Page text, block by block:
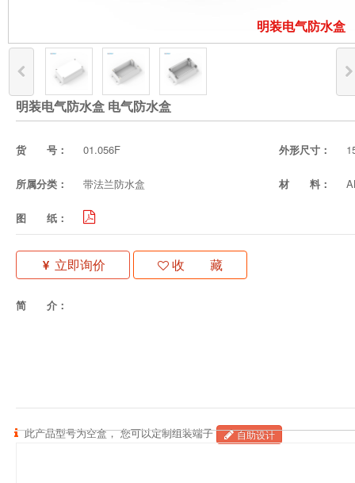
明装电气防水盒
此产品型号为空盒， 您可以定制组装端子 自助设计
明装电气防水盒 电气防水盒
货 号： 01.056F 外形尺寸：
所属分类： 带法兰防水盒 材 料：
图 纸：
立即询价 收 藏
简 介：